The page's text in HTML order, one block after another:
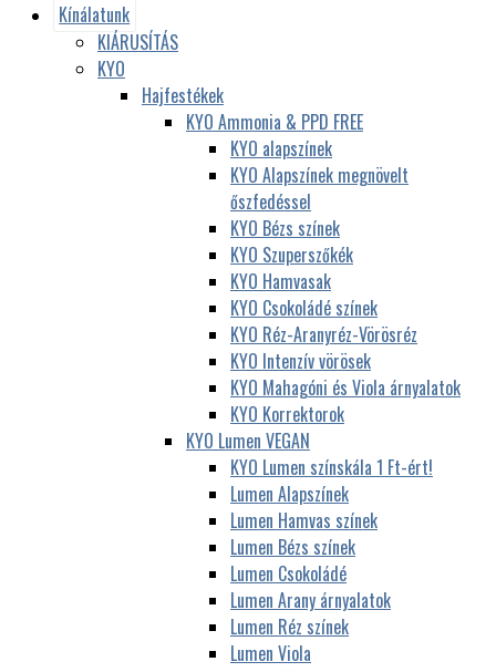
Kínálatunk
KIÁRUSÍTÁS
KYO
Hajfestékek
KYO Ammonia & PPD FREE
KYO alapszínek
KYO Alapszínek megnövelt
őszfedéssel
KYO Bézs színek
KYO Szuperszőkék
KYO Hamvasak
KYO Csokoládé színek
KYO Réz-Aranyréz-Vörösréz
KYO Intenzív vörösek
KYO Mahagóni és Viola árnyalatok
KYO Korrektorok
KYO Lumen VEGAN
KYO Lumen színskála 1 Ft-ért!
Lumen Alapszínek
Lumen Hamvas színek
Lumen Bézs színek
Lumen Csokoládé
Lumen Arany árnyalatok
Lumen Réz színek
Lumen Viola